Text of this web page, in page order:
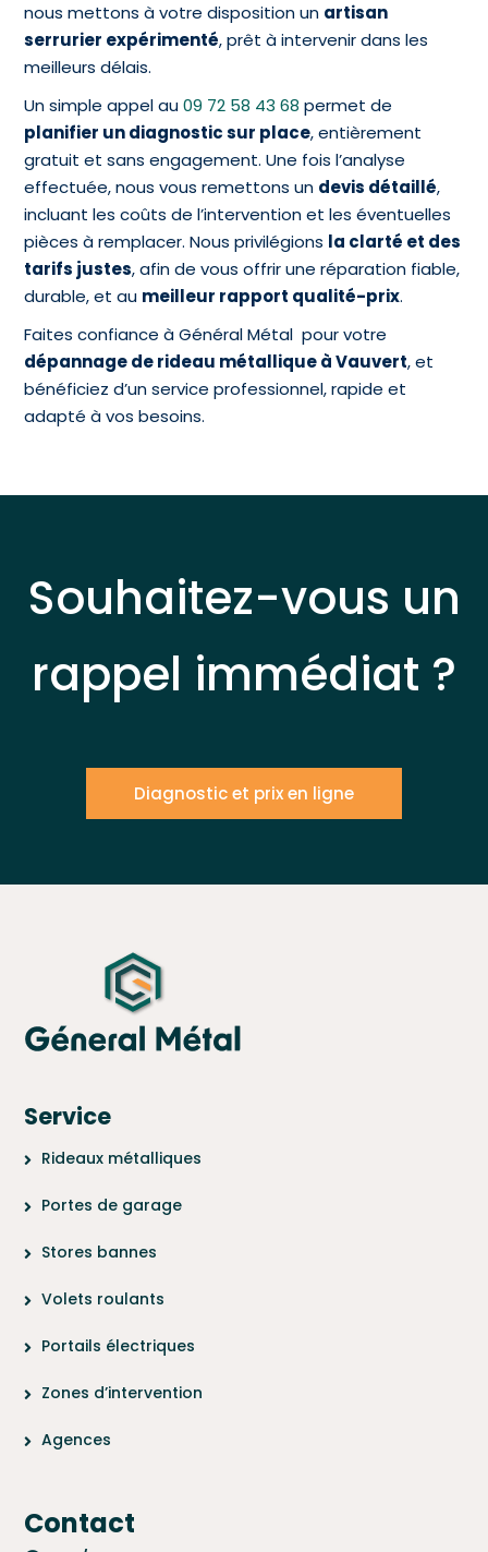
nous mettons à votre disposition un artisan
serrurier expérimenté, prêt à intervenir dans les
meilleurs délais.
Un simple appel au09 72 58 43 68 permet de
planifier un diagnostic sur place, entièrement
gratuit et sans engagement. Une fois l’analyse
effectuée, nous vous remettons un devis détaillé,
incluant les coûts de l’intervention et les éventuelles
pièces à remplacer. Nous privilégions la clarté et des
tarifs justes, afin de vous offrir une réparation fiable,
durable, et au meilleur rapport qualité-prix.
Faites confiance à Général Métal pour votre
dépannage de rideau métallique à Vauvert, et
bénéficiez d’un service professionnel, rapide et
adapté à vos besoins.
Souhaitez-vous un
rappel immédiat ?
Diagnostic et prix en ligne
Service
Rideaux métalliques
Portes de garage
Stores bannes
Volets roulants
Portails électriques
Zones d’intervention
Agences
Contact